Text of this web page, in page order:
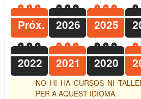
Próx. 2026 2025
2022 2021 2020
NO HI HA CURSOS NI
PER A AQUEST IDIOMA.